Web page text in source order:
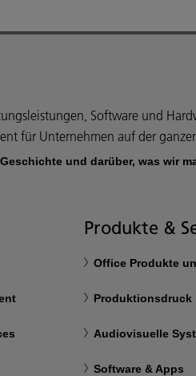
Software und
für Unternehmen auf der
und darüber, was wir
Produkte &
Office Produkte
Produktionsdruck
Audiovisuelle
Software & Apps